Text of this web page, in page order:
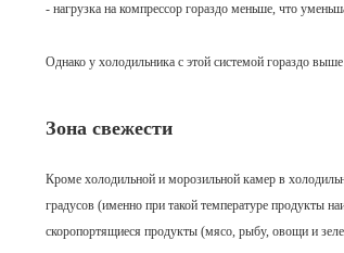
- нагрузка на компрессор гораздо меньше, что
Однако у холодильника с этой системой гораздо
Зона свежести
Кроме холодильной и морозильной камер в
градусов (именно при такой температуре продукты
скоропортящиеся продукты (мясо, рыбу, овощи и